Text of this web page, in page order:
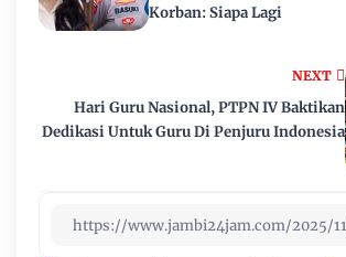
NEXT
Hari Guru Nasional, PTPN IV Baktikan
Dedikasi Untuk Guru Di Penjuru Indonesia
Korban: Siapa Lagi